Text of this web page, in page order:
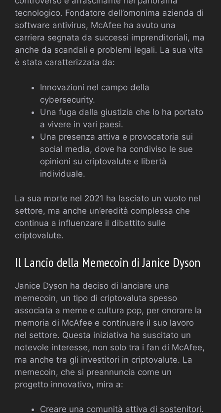
tecnologico. Fondatore dell’omonima azienda di
software antivirus, McAfee ha avuto una
carriera segnata da successi imprenditoriali, ma
anche da scandali e problemi legali. La sua vita
è stata caratterizzata da:
Innovazioni nel campo della
cybersecurity.
Una fuga dalla giustizia che lo ha portato
a vivere in vari paesi.
Una presenza attiva e provocatoria sui
social media, dove ha condiviso le sue
opinioni su criptovalute e libertà
individuale.
La sua morte nel 2021 ha lasciato un vuoto nel
settore, ma anche un’eredità complessa che
continua a influenzare il dibattito sulle
criptovalute.
Il Lancio della Memecoin di Janice Dyson
Janice Dyson ha deciso di lanciare una
memecoin, un tipo di criptovaluta spesso
associata a meme e cultura pop, per onorare la
memoria di McAfee e continuare il suo lavoro
nel settore. Questa iniziativa ha suscitato un
notevole interesse, non solo tra i fan di McAfee,
ma anche tra gli investitori in criptovalute. La
memecoin, che si preannuncia come un
progetto innovativo, mira a:
Creare una comunità attiva di sostenitori.